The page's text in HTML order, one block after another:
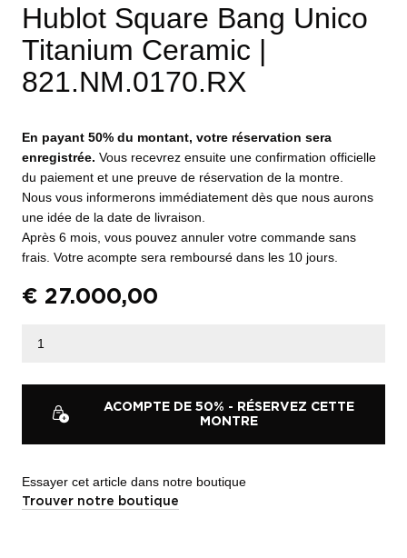
Hublot Square Bang Unico
Titanium Ceramic |
821.NM.0170.RX
En payant 50% du montant, votre réservation sera
enregistrée. Vous recevrez ensuite une confirmation officielle
du paiement et une preuve de réservation de la montre.
Nous vous informerons immédiatement dès que nous aurons
une idée de la date de livraison.
Après 6 mois, vous pouvez annuler votre commande sans
frais. Votre acompte sera remboursé dans les 10 jours.
€ 27.000,00
ACOMPTE DE 50% - RÉSERVEZ CETTE
MONTRE
Essayer cet article dans notre boutique
Trouver notre boutique